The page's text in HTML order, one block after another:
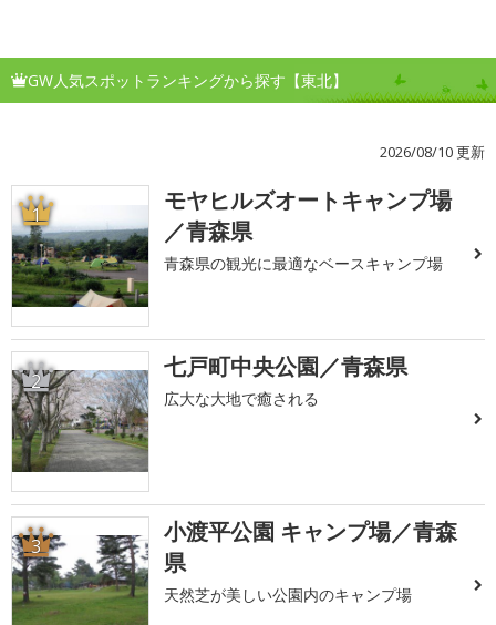
GW人気スポットランキングから探す【東北】
2026/08/10 更新
1
モヤヒルズオートキャンプ場
／青森県
青森県の観光に最適なベースキャンプ場
2 七戸町中央公園／青森県
広大な大地で癒される
3
小渡平公園 キャンプ場／青森
県
天然芝が美しい公園内のキャンプ場